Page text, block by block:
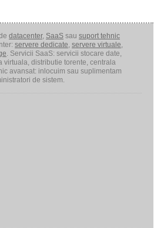
datacenter, SaaS sau suport tehnic
servere dedicate, servere virtuale,
. Servicii SaaS: servicii stocare date,
virtuala, distributie torente, centrala
avansat: inlocuim sau suplimentam
de sistem.